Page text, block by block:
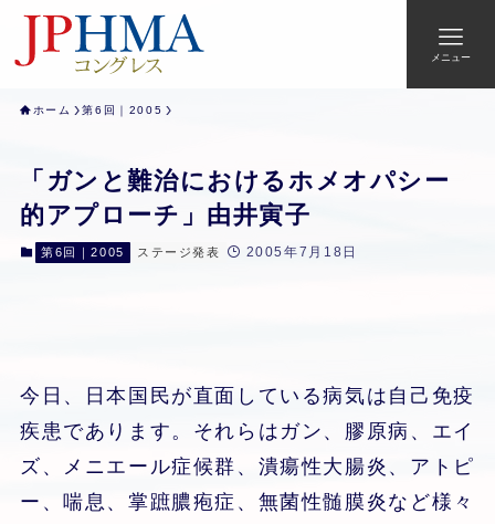
メニュー
ホーム 第6回｜2005
「ガンと難治におけるホメオパシー
的アプローチ」由井寅子
第6回｜2005 ステージ発表 2005年7月18日
今日、日本国民が直面している病気は自己免疫
疾患であります。それらはガン、膠原病、エイ
ズ、メニエール症候群、潰瘍性大腸炎、アトピ
ー、喘息、掌蹠膿疱症、無菌性髄膜炎など様々